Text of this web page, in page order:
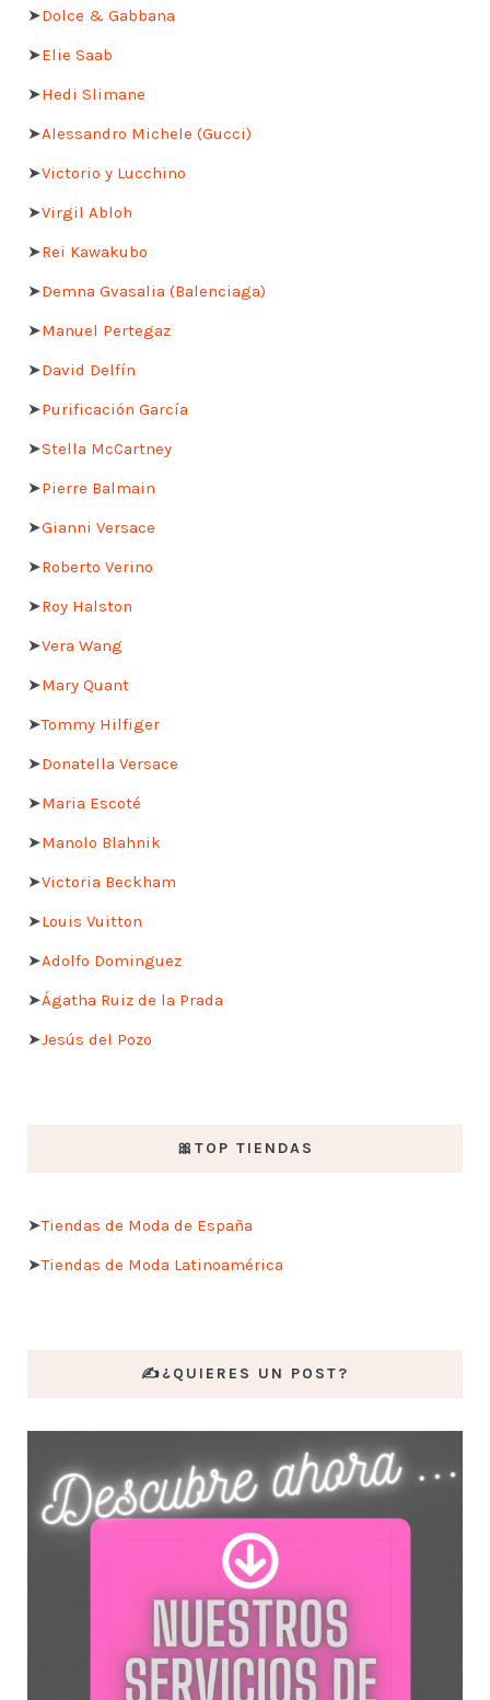
➤Dolce & Gabbana
➤Elie Saab
➤Hedi Slimane
➤Alessandro Michele (Gucci)
➤Victorio y Lucchino
➤Virgil Abloh
➤Rei Kawakubo
➤Demna Gvasalia (Balenciaga)
➤Manuel Pertegaz
➤David Delfín
➤Purificación García
➤Stella McCartney
➤Pierre Balmain
➤Gianni Versace
➤Roberto Verino
➤Roy Halston
➤Vera Wang
➤Mary Quant
➤Tommy Hilfiger
➤Donatella Versace
➤Maria Escoté
➤Manolo Blahnik
➤Victoria Beckham
➤Louis Vuitton
➤Adolfo Dominguez
➤Ágatha Ruiz de la Prada
➤Jesús del Pozo
🎀TOP TIENDAS
➤Tiendas de Moda de España
➤Tiendas de Moda Latinoamérica
✍️¿QUIERES UN POST?